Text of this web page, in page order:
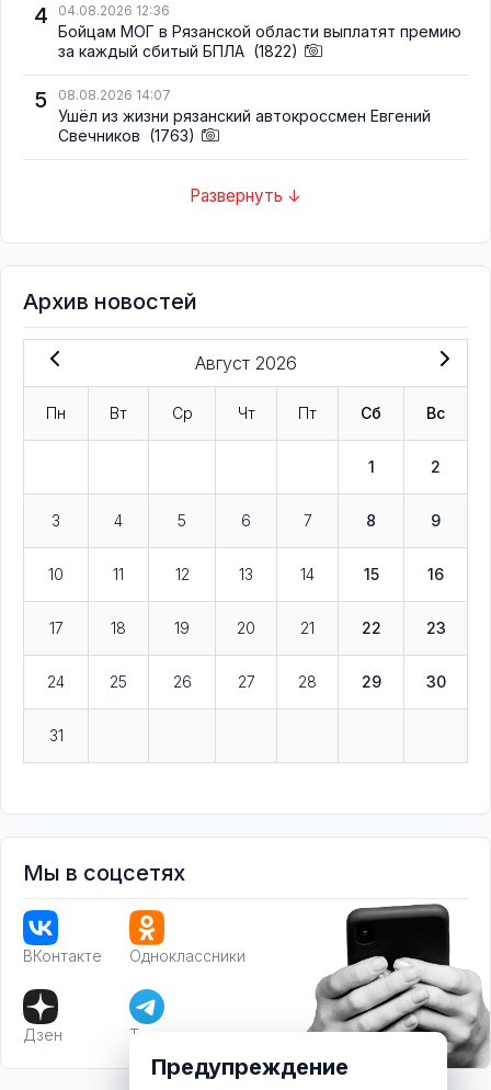
4 04.08.2026 12:36
Бойцам МОГ в Рязанской области выплатят премию
за каждый сбитый БПЛА (1822)
5 08.08.2026 14:07
Ушёл из жизни рязанский автокроссмен Евгений
Свечников (1763)
Развернуть ↓
Архив новостей
Август 2026
Пн Вт Ср Чт Пт Сб Вс
1 2
3 4 5 6 7 8 9
10 11 12 13 14 15 16
17 18 19 20 21 22 23
24 25 26 27 28 29 30
31
Мы в соцсетях
ВКонтакте Одноклассники
Дзен Телеграм
Предупреждение